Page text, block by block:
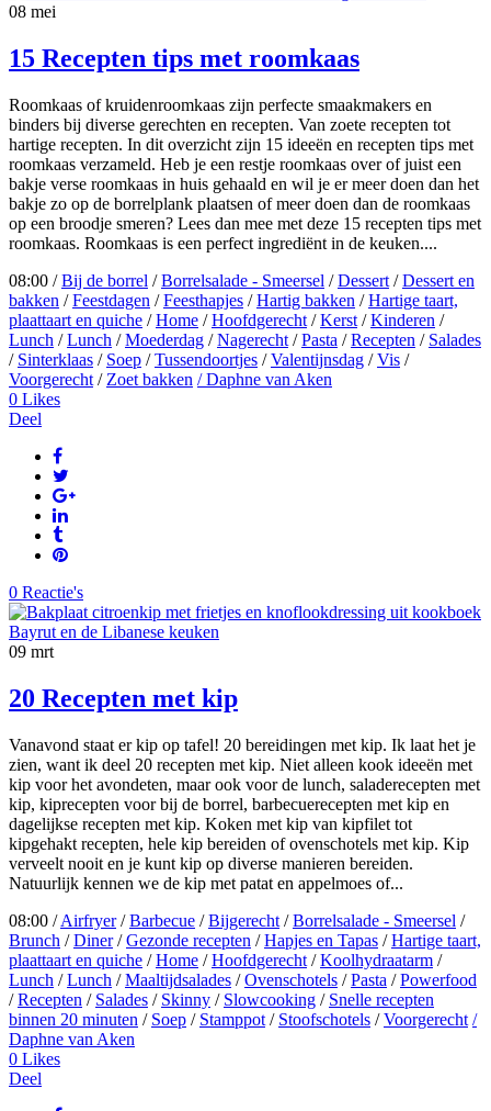
08 mei
15 Recepten tips met roomkaas
Roomkaas of kruidenroomkaas zijn perfecte smaakmakers en
binders bij diverse gerechten en recepten. Van zoete recepten tot
hartige recepten. In dit overzicht zijn 15 ideeën en recepten tips met
roomkaas verzameld. Heb je een restje roomkaas over of juist een
bakje verse roomkaas in huis gehaald en wil je er meer doen dan het
bakje zo op de borrelplank plaatsen of meer doen dan de roomkaas
op een broodje smeren? Lees dan mee met deze 15 recepten tips met
roomkaas. Roomkaas is een perfect ingrediënt in de keuken....
08:00 /Bij de borrel /Borrelsalade - Smeersel /Dessert /Dessert en
bakken /Feestdagen /Feesthapjes /Hartig bakken /Hartige taart,
plaattaart en quiche /Home /Hoofdgerecht /Kerst /Kinderen /
Lunch /Lunch /Moederdag /Nagerecht /Pasta /Recepten / Salades
/ Sinterklaas / Soep /Tussendoortjes /Valentijnsdag /Vis /
Voorgerecht / Zoet bakken / Daphne van Aken
0 Likes
Deel
0 Reactie's
09 mrt
20 Recepten met kip
Vanavond staat er kip op tafel! 20 bereidingen met kip. Ik laat het je
zien, want ik deel 20 recepten met kip. Niet alleen kook ideeën met
kip voor het avondeten, maar ook voor de lunch, saladerecepten met
kip, kiprecepten voor bij de borrel, barbecuerecepten met kip en
dagelijkse recepten met kip. Koken met kip van kipfilet tot
kipgehakt recepten, hele kip bereiden of ovenschotels met kip. Kip
verveelt nooit en je kunt kip op diverse manieren bereiden.
Natuurlijk kennen we de kip met patat en appelmoes of...
08:00 /Airfryer/Barbecue /Bijgerecht /Borrelsalade - Smeersel /
Brunch /Diner/Gezonde recepten /Hapjes en Tapas /Hartige taart,
plaattaart en quiche /Home /Hoofdgerecht /Koolhydraatarm /
Lunch /Lunch /Maaltijdsalades /Ovenschotels /Pasta /Powerfood
/Recepten / Salades / Skinny / Slowcooking / Snelle recepten
binnen 20 minuten / Soep / Stamppot / Stoofschotels /Voorgerecht /
Daphne van Aken
0 Likes
Deel